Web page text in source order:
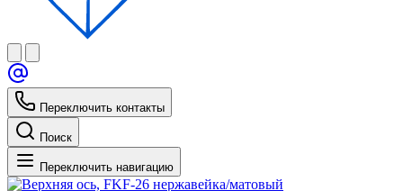
Переключить контакты
Поиск
Переключить навигацию